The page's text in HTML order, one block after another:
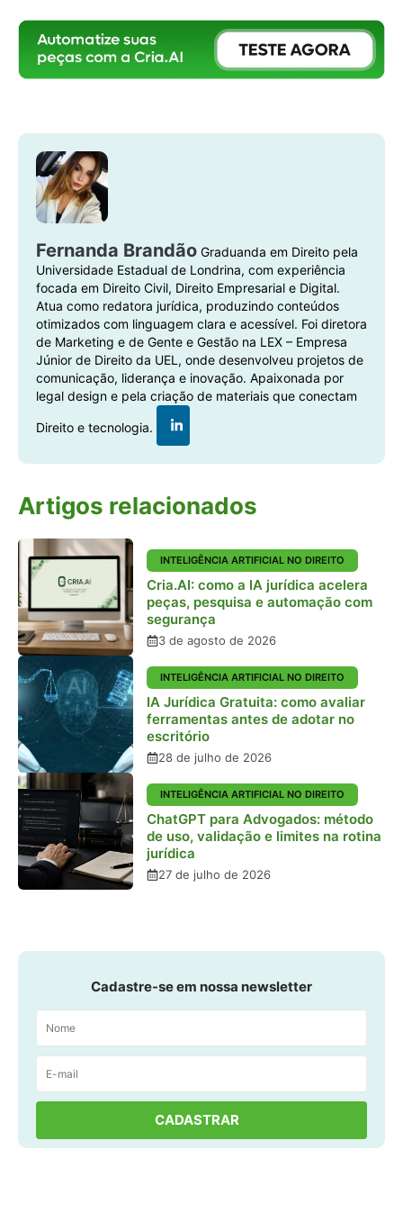
Fernanda Brandão Graduanda em Direito pela
Universidade Estadual de Londrina, com experiência
focada em Direito Civil, Direito Empresarial e Digital.
Atua como redatora jurídica, produzindo conteúdos
otimizados com linguagem clara e acessível. Foi diretora
de Marketing e de Gente e Gestão na LEX – Empresa
Júnior de Direito da UEL, onde desenvolveu projetos de
comunicação, liderança e inovação. Apaixonada por
legal design e pela criação de materiais que conectam
Direito e tecnologia.
Artigos relacionados
INTELIGÊNCIA ARTIFICIAL NO DIREITO
Cria.AI: como a IA jurídica acelera
peças, pesquisa e automação com
segurança
3 de agosto de 2026
INTELIGÊNCIA ARTIFICIAL NO DIREITO
IA Jurídica Gratuita: como avaliar
ferramentas antes de adotar no
escritório
28 de julho de 2026
INTELIGÊNCIA ARTIFICIAL NO DIREITO
ChatGPT para Advogados: método
de uso, validação e limites na rotina
jurídica
27 de julho de 2026
Cadastre-se em nossa newsletter